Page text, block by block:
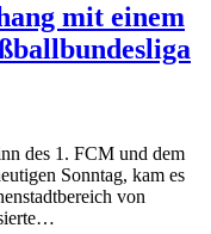
mit einem
des 1. FCM und dem
Sonntag, kam es
von